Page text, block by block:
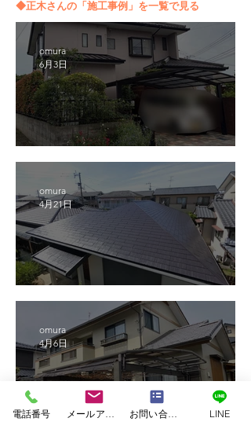
◆正木さんの「施工事例」を一覧で見る
熊本市南区護藤町外壁塗装工事
omura
6月3日
熊本市東区戸島西屋根塗装工事
omura
4月21日
omura
4月6日
電話番号 お問い合わせフォーム LINE